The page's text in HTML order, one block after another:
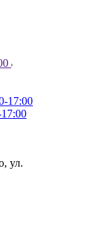
17:00
ул.